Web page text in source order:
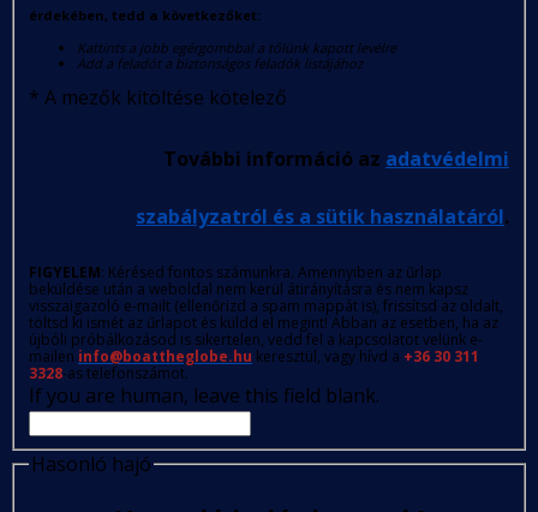
érdekében, tedd a következőket:
Kattints a jobb egérgombbal a tőlünk kapott levélre
Add a feladót a biztonságos feladók listájához
* A mezők kitöltése kötelező
További információ az adatvédelmi
szabályzatról és a sütik használatáról.
FIGYELEM: Kérésed fontos számunkra. Amennyiben az űrlap
beküldése után a weboldal nem kerül átirányításra és nem kapsz
visszaigazoló e-mailt (ellenőrizd a spam mappát is), frissítsd az oldalt,
töltsd ki ismét az űrlapot és küldd el megint! Abban az esetben, ha az
újbóli próbálkozásod is sikertelen, vedd fel a kapcsolatot velünk e-
mailen info@boattheglobe.hu keresztül, vagy hívd a +36 30 311
3328-as telefonszámot.
If you are human, leave this field blank.
Hasonló hajó